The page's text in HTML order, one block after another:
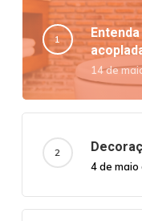
14 de
4 de maio